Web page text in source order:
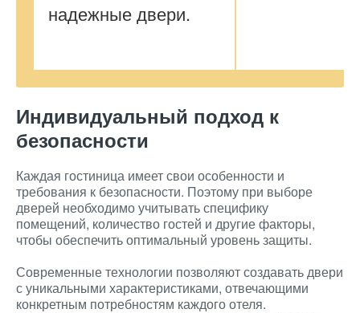
надежные двери.
Индивидуальный подход к
безопасности
Каждая гостиница имеет свои особенности и
требования к безопасности. Поэтому при выборе
дверей необходимо учитывать специфику
помещений, количество гостей и другие факторы,
чтобы обеспечить оптимальный уровень защиты.
Современные технологии позволяют создавать двери
с уникальными характеристиками, отвечающими
конкретным потребностям каждого отеля.